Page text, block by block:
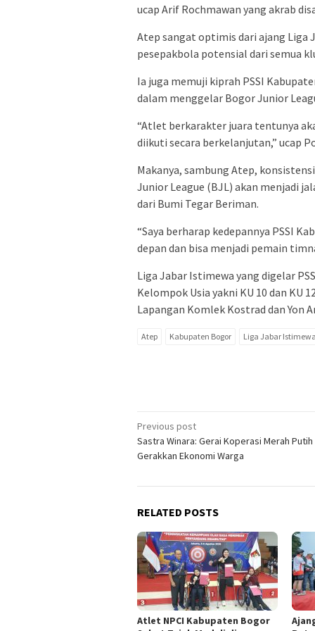
ucap Arif Rochmawan yang akrab
Atep sangat optimis dari ajang
pesepakbola potensial dari semua
Ia juga memuji kiprah PSSI
dalam menggelar Bogor Junior
“Atlet berkarakter juara tentunya
diikuti secara berkelanjutan,” ucap
Makanya, sambung Atep,
Junior League (BJL) akan menjadi
dari Bumi Tegar Beriman.
“Saya berharap kedepannya PSSI
depan dan bisa menjadi pemain
Liga Jabar Istimewa yang digelar
Kelompok Usia yakni KU 10 dan KU
Lapangan Komlek Kostrad dan Yon
Atep Kabupaten Bogor Liga Jabar
Post
navigation
Previous post
Sastra Winara: Gerai Koperasi Merah Putih
Gerakkan Ekonomi Warga
RELATED POSTS
Atlet NPCI Kabupaten Bogor